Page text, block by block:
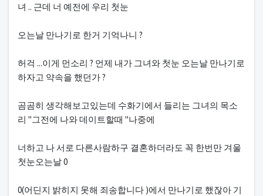
녀 .. 근데 너 예전에 우리 첫눈
오는날 만나기로 한거 기억나니 ?
허걱 ...이게 먼소리 ? 언제 내가 그녀와 첫눈 오는날 만나기로
하자고 약속을 했던가 ?
곰곰히 생각해보고있는데 수화기에서 들리는 그녀의 목소
리 "그전에 나와 데이트할때 "나중에
너하고 나 서로 다른사람하구 결혼하더라도 꼭 한번만 겨울
첫눈오는날 0
0(어딘지 밝히지 못해 죄송합니다 )에서 만나기로 했잖아 기